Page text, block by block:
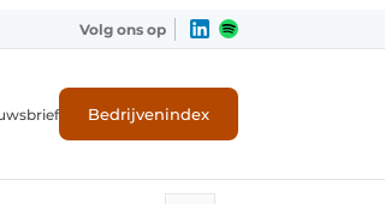
Volg ons op
Bedrijvenindex